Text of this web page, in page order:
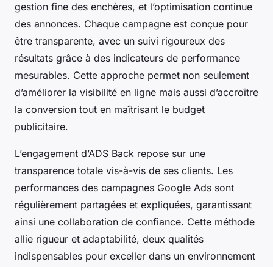
gestion fine des enchères, et l’optimisation continue
des annonces. Chaque campagne est conçue pour
être transparente, avec un suivi rigoureux des
résultats grâce à des indicateurs de performance
mesurables. Cette approche permet non seulement
d’améliorer la visibilité en ligne mais aussi d’accroître
la conversion tout en maîtrisant le budget
publicitaire.
L’engagement d’ADS Back repose sur une
transparence totale vis-à-vis de ses clients. Les
performances des campagnes Google Ads sont
régulièrement partagées et expliquées, garantissant
ainsi une collaboration de confiance. Cette méthode
allie rigueur et adaptabilité, deux qualités
indispensables pour exceller dans un environnement